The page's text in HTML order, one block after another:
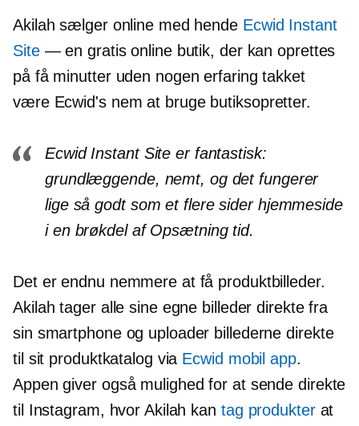
Akilah sælger online med hende Ecwid Instant
Site— en gratis online butik, der kan oprettes
på få minutter uden nogen erfaring takket
være Ecwid's nem at brugebutiksopretter.
Ecwid Instant Site er fantastisk:
grundlæggende, nemt, og det fungerer
lige så godt som et flere siderhjemmeside
i en brøkdel afOpsætningtid.
Det er endnu nemmere at få produktbilleder.
Akilah tager alle sine egne billeder direkte fra
sin smartphone og uploader billederne direkte
til sit produktkatalog via Ecwid mobil app.
Appen giver også mulighed for at sende direkte
til Instagram, hvor Akilah kan tag produkterat